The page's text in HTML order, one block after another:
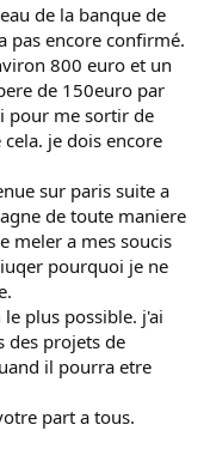
de la banque de
pas encore confirmé.
800 euro et un
de 150euro par
pour me sortir de
je dois encore
sur paris suite a
de toute maniere
meler a mes soucis
pourquoi je ne
plus possible. j'ai
des projets de
il pourra etre
part a tous.